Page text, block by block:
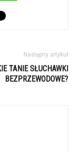
Następny artykuł
TANIE SŁUCHAWKI
BEZPRZEWODOWE?